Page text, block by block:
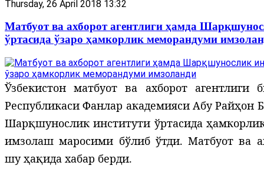
Thursday, 26 April 2018 13:32
Матбуот ва ахборот агентлиги ҳамда
ўртасида ўзаро ҳамкорлик меморандуми
Ўзбекистон матбуот ва ахборот агентлиги
Республикаси Фанлар академияси Абу Райҳон
Шарқшунослик институти ўртасида
имзолаш маросими бўлиб ўтди. Матбуот ва
шу ҳақида хабар берди.